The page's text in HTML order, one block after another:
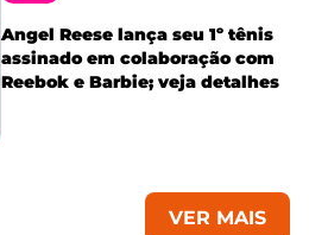
Angel Reese lança seu 1º tênis
assinado em colaboração com
Reebok e Barbie; veja detalhes
VER MAIS